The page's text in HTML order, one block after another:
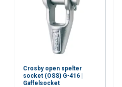
Crosby open spelter
socket (OSS) G-416 |
Gaffelsocket